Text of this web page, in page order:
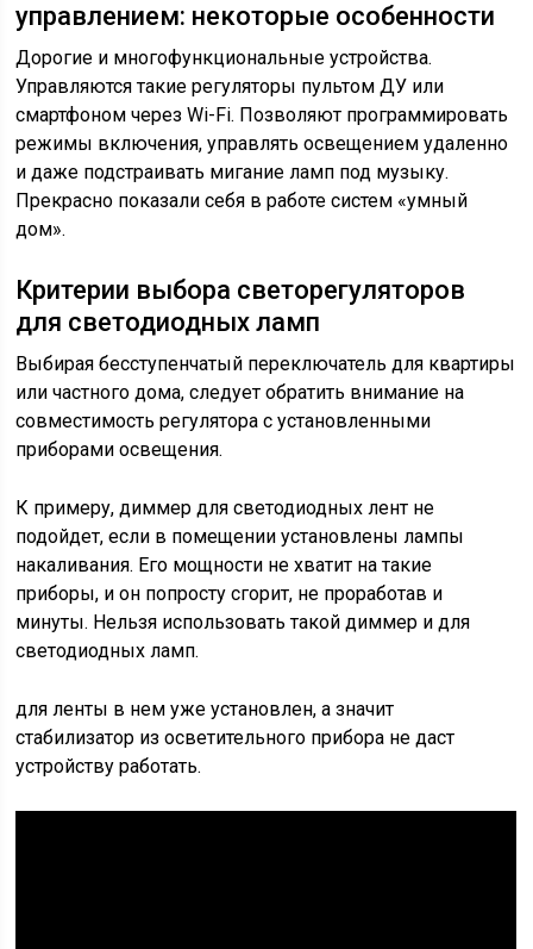
управлением: некоторые особенности
Дорогие и многофункциональные устройства.
Управляются такие регуляторы пультом ДУ или
смартфоном через Wi-Fi. Позволяют программировать
режимы включения, управлять освещением удаленно
и даже подстраивать мигание ламп под музыку.
Прекрасно показали себя в работе систем «умный
дом».
Критерии выбора светорегуляторов
для светодиодных ламп
Выбирая бесступенчатый переключатель для квартиры
или частного дома, следует обратить внимание на
совместимость регулятора с установленными
приборами освещения.
К примеру, диммер для светодиодных лент не
подойдет, если в помещении установлены лампы
накаливания. Его мощности не хватит на такие
приборы, и он попросту сгорит, не проработав и
минуты. Нельзя использовать такой диммер и для
светодиодных ламп.
для ленты в нем уже установлен, а значит
стабилизатор из осветительного прибора не даст
устройству работать.